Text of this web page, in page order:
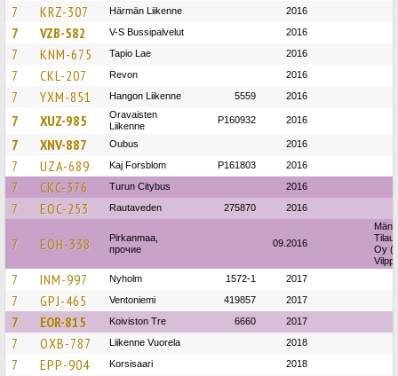
7 KRZ-307 Härmän Liikenne 2016
7 VZB-582 V-S Bussipalvelut 2016
7 KNM-675 Tapio Lae 2016
7 CKL-207 Revon 2016
7 YXM-851 Hangon Liikenne 5559 2016
7 XUZ-985
Oravaisten
Liikenne
P160932 2016
7 XNV-887 Oubus 2016
7 UZA-689 Kaj Forsblom P161803 2016
7 CKC-376 Turun Citybus 2016
7 EOC-253 Rautaveden 275870 2016
7 EOH-338
Pirkanmaa,
прочие
09.2016
Oy
7 INM-997 Nyholm 1572-1 2017
7 GPJ-465 Ventoniemi 419857 2017
7 EOR-815 Koiviston Tre 6660 2017
7 OXB-787 Liikenne Vuorela 2018
7 EPP-904 Korsisaari 2018